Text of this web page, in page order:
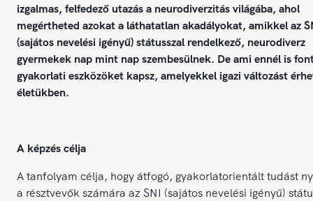
izgalmas, felfedező utazás a neurodiverzitás világába, ahol
megértheted azokat a láthatatlan akadályokat, amikkel az
(sajátos nevelési igényű) státusszal rendelkező, neurodiverz
gyermekek nap mint nap szembesülnek. De ami ennél is
gyakorlati eszközöket kapsz, amelyekkel igazi változást
életükben.
A képzés célja
A tanfolyam célja, hogy átfogó, gyakorlatorientált tudást
a résztvevők számára az SNI (sajátos nevelési igényű)